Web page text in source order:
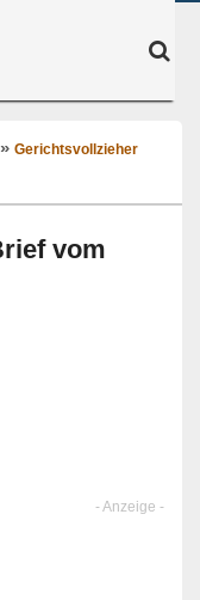
Gerichtsvollzieher
vom